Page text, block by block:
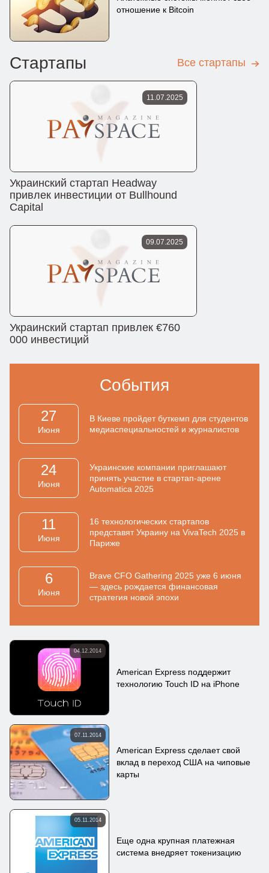
отношение к Bitcoin
Стартапы Все стартапы
11.07.2025
Украинский стартап Headway
привлек инвестиции от Bullhound
Capital
09.07.2025
Украинский стартап привлек €760
000 инвестиций
События
27
Июня
В Киеве пройдет буткемп для студентов
медиаспециальностей и журналистов
24
Июня
Украинские компании приглашают
принять участие в стартап-арене
Automatica 2025
11
Июня
16 технологических стартапов
представят Украину на VivaTech 2025 в
Париже
6
Июня
Brave CFO Gathering 2025 уже 6 июня
— здесь рождается финансовая
стратегия новой эпохи
04.12.2014
American Express поддержит
технологию Touch ID на iPhone
07.11.2014
American Express сделает свой
вклад в переход США на чиповые
карты
05.11.2014
Еще одна крупная платежная
система внедряет токенизацию